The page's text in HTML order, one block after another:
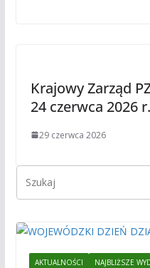
Krajowy Zarząd
24 czerwca 2026
29 czerwca 2026
AKTUALNOŚCI NAJBLIŻSZE